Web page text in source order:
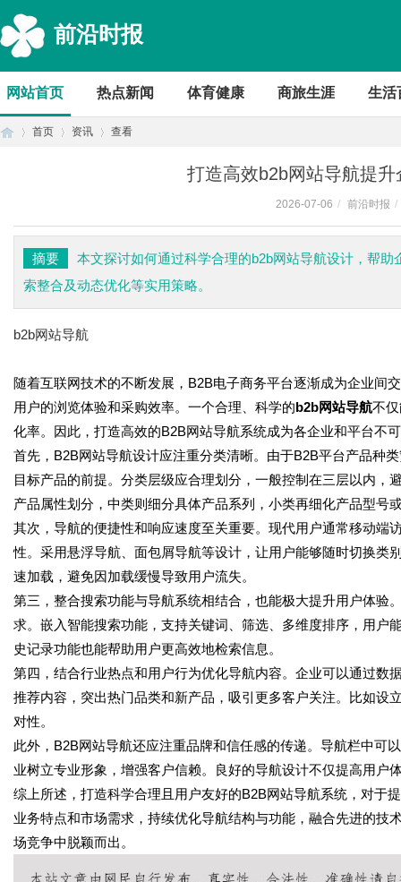
前沿时报
网站首页 热点新闻 体育健康 商旅生涯 生活
首页 资讯 查看
打造高效b2b网站导航提
2026-07-06 / 前沿时报 /
摘要
本文探讨如何通过科学合理的b2b网站导航设计，帮
索整合及动态优化等实用策略。
b2b网站导航
随着互联网技术的不断发展，B2B电子商务平台逐渐成为企业间
用户的浏览体验和采购效率。一个合理、科学的b2b网站导航不
化率。因此，打造高效的B2B网站导航系统成为各企业和平台不
首先，B2B网站导航设计应注重分类清晰。由于B2B平台产品种
目标产品的前提。分类层级应合理划分，一般控制在三层以内
产品属性划分，中类则细分具体产品系列，小类再细化产品型号
其次，导航的便捷性和响应速度至关重要。现代用户通常移动端
性。采用悬浮导航、面包屑导航等设计，让用户能够随时切换类
速加载，避免因加载缓慢导致用户流失。
第三，整合搜索功能与导航系统相结合，也能极大提升用户体验
求。嵌入智能搜索功能，支持关键词、筛选、多维度排序，用户
史记录功能也能帮助用户更高效地检索信息。
第四，结合行业热点和用户行为优化导航内容。企业可以通过数
推荐内容，突出热门品类和新产品，吸引更多客户关注。比如设
对性。
此外，B2B网站导航还应注重品牌和信任感的传递。导航栏中可
业树立专业形象，增强客户信赖。良好的导航设计不仅提高用户
综上所述，打造科学合理且用户友好的B2B网站导航系统，对于
业务特点和市场需求，持续优化导航结构与功能，融合先进的技
场竞争中脱颖而出。